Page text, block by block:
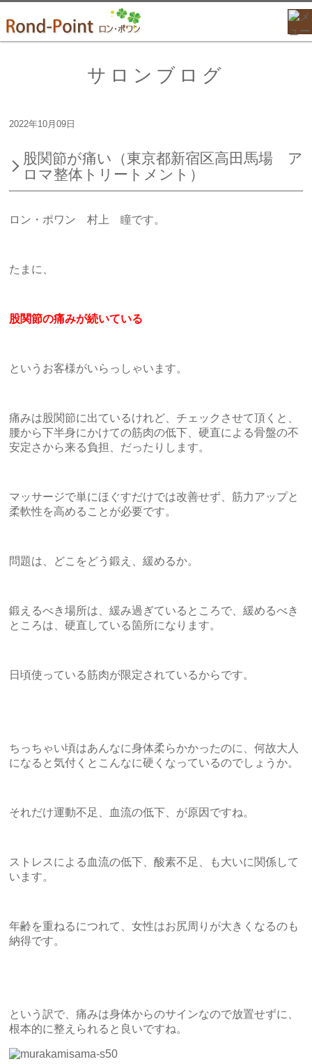
サロンブログ
2022年10月09日
股関節が痛い（東京都新宿区高田馬場 ア
ロマ整体トリートメント）
ロン・ポワン 村上 瞳です。
たまに、
股関節の痛みが続いている
というお客様がいらっしゃいます。
痛みは股関節に出ているけれど、チェックさせて頂くと、
腰から下半身にかけての筋肉の低下、硬直による骨盤の不
安定さから来る負担、だったりします。
マッサージで単にほぐすだけでは改善せず、筋力アップと
柔軟性を高めることが必要です。
問題は、どこをどう鍛え、緩めるか。
鍛えるべき場所は、緩み過ぎているところで、緩めるべき
ところは、硬直している箇所になります。
日頃使っている筋肉が限定されているからです。
ちっちゃい頃はあんなに身体柔らかかったのに、何故大人
になると気付くとこんなに硬くなっているのでしょうか。
それだけ運動不足、血流の低下、が原因ですね。
ストレスによる血流の低下、酸素不足、も大いに関係して
います。
年齢を重ねるにつれて、女性はお尻周りが大きくなるのも
納得です。
という訳で、痛みは身体からのサインなので放置せずに、
根本的に整えられると良いですね。